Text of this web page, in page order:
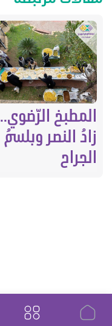
المطبخ الرّضوي..
زادُ النصر وبلسمُ
الجراح